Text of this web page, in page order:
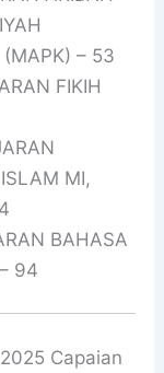
(MAPK) – 53
FIKIH
MI,
BAHASA
94
Capaian